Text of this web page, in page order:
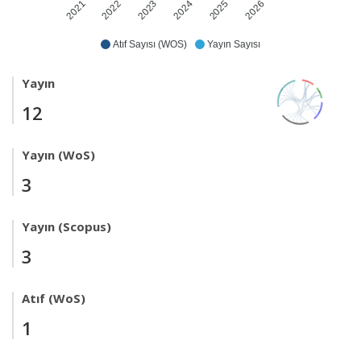
Atıf Sayısı (WOS) Yayın Sayısı
2021 2022 2023 2024 2025 2026
Yayın
12
Yayın (WoS)
3
Yayın (Scopus)
3
Atıf (WoS)
1